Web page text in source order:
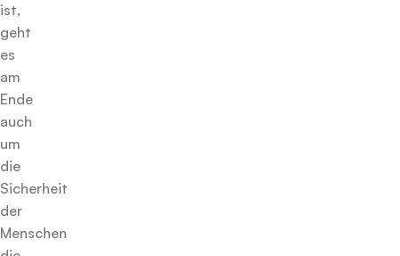
ist,
geht
es
am
Ende
auch
um
die
Sicherheit
der
Menschen